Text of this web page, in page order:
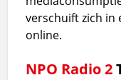
verschuift zich in
online.
NPO Radio 2